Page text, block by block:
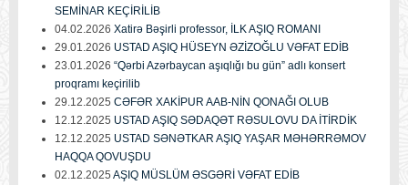
SEMİNAR KEÇİRİLİB
04.02.2026 Xatirə Bəşirli professor, İLK AŞIQ ROMANI
29.01.2026 USTAD AŞIQ HÜSEYN ƏZİZOĞLU VƏFAT EDİB
23.01.2026 “Qərbi Azərbaycan aşıqlığı bu gün” adlı konsert
proqramı keçirilib
29.12.2025 CƏFƏR XAKİPUR AAB-NİN QONAĞI OLUB
12.12.2025 USTAD AŞIQ SƏDAQƏT RƏSULOVU DA İTİRDİK
12.12.2025 USTAD SƏNƏTKAR AŞIQ YAŞAR MƏHƏRRƏMOV
HAQQA QOVUŞDU
02.12.2025 AŞIQ MÜSLÜM ƏSGƏRİ VƏFAT EDİB